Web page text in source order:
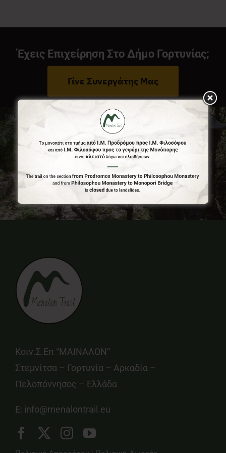
Νέα
Επικοινωνία
Έχεις Επιχείρηση Στο Δήμο Γορτυνίας;
Γίνε Συνεργάτης Μας
Κοιν.Σ.Επ “ΜΑΙΝΑΛΟΝ”
Στεμνίτσα – Γορτυνία – Αρκαδία –
Πελοπόννησος – Ελλάδα
E: info@menalontrail.eu